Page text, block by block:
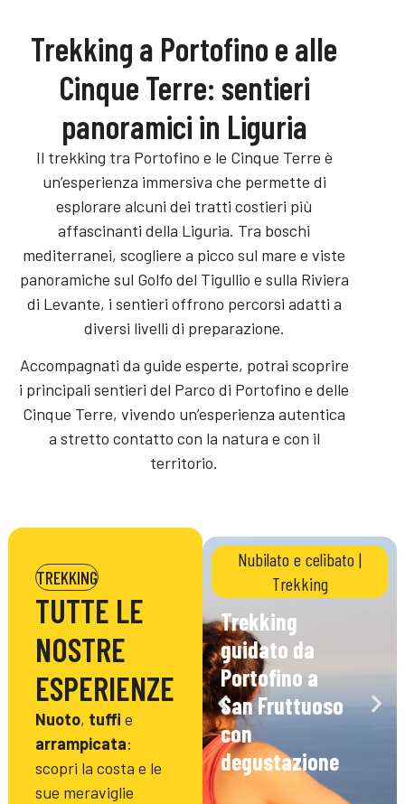
Trekking a Portofino e alle
Cinque Terre: sentieri
panoramici in Liguria
Il trekking tra Portofino e le Cinque Terre è
un’esperienza immersiva che permette di
esplorare alcuni dei tratti costieri più
affascinanti della Liguria. Tra boschi
mediterranei, scogliere a picco sul mare e viste
panoramiche sul Golfo del Tigullio e sulla Riviera
di Levante, i sentieri offrono percorsi adatti a
diversi livelli di preparazione.
Accompagnati da guide esperte, potrai scoprire
i principali sentieri del Parco di Portofino e delle
Cinque Terre, vivendo un’esperienza autentica
a stretto contatto con la natura e con il
territorio.
TREKKING
TUTTE LE
NOSTRE
ESPERIENZE
Nuoto, tuffi e
arrampicata:
scopri la costa e le
sue meraviglie
Trekking
guidato da
Portofino a
San Fruttuoso
con
degustazione
Nubilato e celibato |
Trekking